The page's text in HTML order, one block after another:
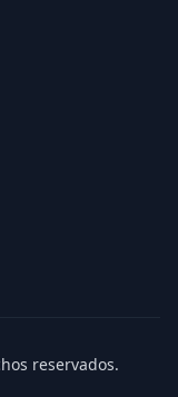
reservados.